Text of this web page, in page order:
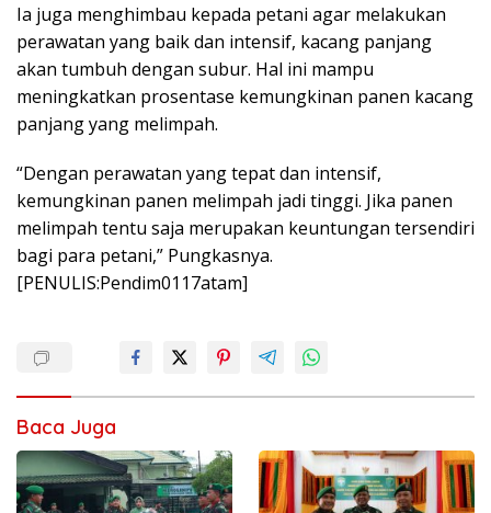
Ia juga menghimbau kepada petani agar melakukan
perawatan yang baik dan intensif, kacang panjang
akan tumbuh dengan subur. Hal ini mampu
meningkatkan prosentase kemungkinan panen kacang
panjang yang melimpah.
“Dengan perawatan yang tepat dan intensif,
kemungkinan panen melimpah jadi tinggi. Jika panen
melimpah tentu saja merupakan keuntungan tersendiri
bagi para petani,” Pungkasnya.
[PENULIS:Pendim0117atam]
Baca Juga